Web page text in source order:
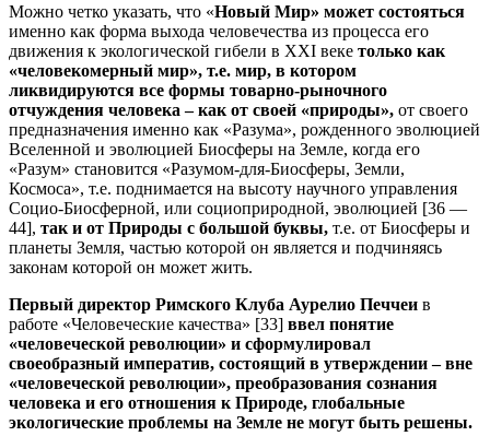
Можно четко указать, что «Новый Мир» может состояться
именно как форма выхода человечества из процесса его
движения к экологической гибели в XXI веке только как
«человекомерный мир», т.е. мир, в котором
ликвидируются все формы товарно-рыночного
отчуждения человека – как от своей «природы», от своего
предназначения именно как «Разума», рожденного эволюцией
Вселенной и эволюцией Биосферы на Земле, когда его
«Разум» становится «Разумом-для-Биосферы, Земли,
Космоса», т.е. поднимается на высоту научного управления
Социо-Биосферной, или социоприродной, эволюцией [36 —
44], так и от Природы с большой буквы, т.е. от Биосферы и
планеты Земля, частью которой он является и подчиняясь
законам которой он может жить.
Первый директор Римского Клуба Аурелио Печчеи в
работе «Человеческие качества» [33] ввел понятие
«человеческой революции» и сформулировал
своеобразный императив, состоящий в утверждении – вне
«человеческой революции», преобразования сознания
человека и его отношения к Природе, глобальные
экологические проблемы на Земле не могут быть решены.